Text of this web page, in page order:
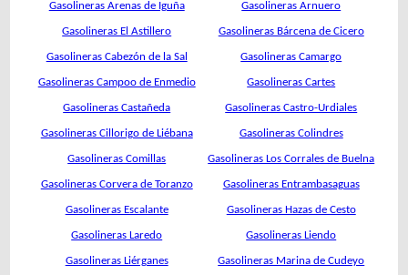
Gasolineras Arenas de Iguña Gasolineras Arnuero
Gasolineras El Astillero Gasolineras Bárcena de Cicero
Gasolineras Cabezón de la Sal Gasolineras Camargo
Gasolineras Campoo de Enmedio Gasolineras Cartes
Gasolineras Castañeda Gasolineras Castro-Urdiales
Gasolineras Cillorigo de Liébana Gasolineras Colindres
Gasolineras Comillas Gasolineras Los Corrales de Buelna
Gasolineras Corvera de Toranzo Gasolineras Entrambasaguas
Gasolineras Escalante Gasolineras Hazas de Cesto
Gasolineras Laredo Gasolineras Liendo
Gasolineras Liérganes Gasolineras Marina de Cudeyo